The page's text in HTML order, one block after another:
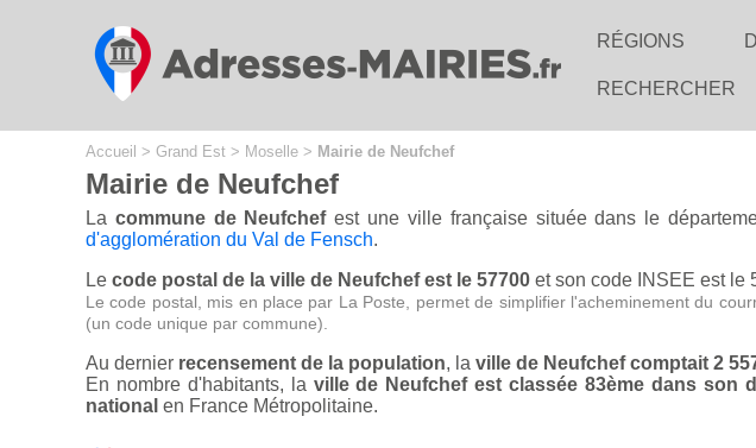
RÉGIONS
RECHERCHER
Accueil > Grand Est > Moselle > Mairie de Neufchef
Mairie de Neufchef
La commune de Neufchefest une ville française située dans le
d'agglomération du Val de Fensch.
Le code postal de la ville de Neufchef est le 57700 et son code INSEE est le
Le code postal, mis en place par La Poste, permet de simplifier l'acheminement du
(un code unique par commune).
Au dernier recensement de la population, la ville de Neufchef comptait 2
En nombre d'habitants, la ville de Neufchef est classée 83ème dans son
national en France Métropolitaine.